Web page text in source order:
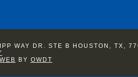
WAY DR. STE B HOUSTON, TX,
BY OWDT